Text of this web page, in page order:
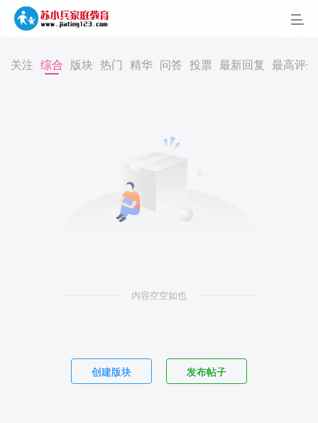
父母离异
忽视孩子感受
父母教育分歧 父母过于控制
开通会员 尊享会员权益
关注 综合 版块 热门 精华 问答 投票 最新回复 最高评分
内容空空如也
创建版块 发布帖子